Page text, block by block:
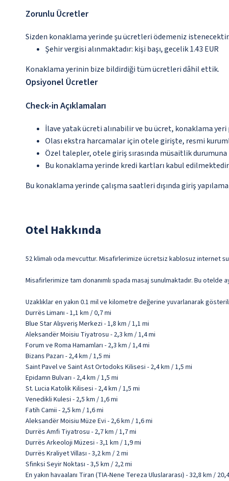
Zorunlu Ücretler
Sizden konaklama yerinde şu ücretleri ödemeniz
Şehir vergisi alınmaktadır: kişi başı, gecelik 1.43 EUR
Konaklama yerinin bize bildirdiği tüm ücretleri dâhil ettik.
Opsiyonel Ücretler
Check-in Açıklamaları
İlave yatak ücreti alınabilir ve bu ücret, konaklama
Olası ekstra harcamalar için otele girişte, resmi
Özel talepler, otele giriş sırasında müsaitlik
Bu konaklama yerinde kredi kartları kabul
Bu konaklama yerinde çalışma saatleri dışında giriş
Otel Hakkında
52 klimalı oda mevcuttur. Misafirlerimize ücretsiz kablosuz internet
Misafirlerimize tam donanımlı spada masaj sunulmaktadır. Bu
Uzaklıklar en yakın 0.1 mil ve kilometre değerine yuvarlanarak
Durrës Limanı - 1,1 km / 0,7 mi
Blue Star Alışveriş Merkezi - 1,8 km / 1,1 mi
Aleksandër Moisiu Tiyatrosu - 2,3 km / 1,4 mi
Forum ve Roma Hamamları - 2,3 km / 1,4 mi
Bizans Pazarı - 2,4 km / 1,5 mi
Saint Pavel ve Saint Ast Ortodoks Kilisesi - 2,4 km / 1,5 mi
Epidamn Bulvarı - 2,4 km / 1,5 mi
St. Lucia Katolik Kilisesi - 2,4 km / 1,5 mi
Venedikli Kulesi - 2,5 km / 1,6 mi
Fatih Camii - 2,5 km / 1,6 mi
Aleksandër Moisiu Müze Evi - 2,6 km / 1,6 mi
Durrës Amfi Tiyatrosu - 2,7 km / 1,7 mi
Durrës Arkeoloji Müzesi - 3,1 km / 1,9 mi
Durrës Kraliyet Villası - 3,2 km / 2 mi
Sfinksi Seyir Noktası - 3,5 km / 2,2 mi
En yakın havaalanı Tiran (TIA-Nene Tereza Uluslararası) - 32,8 km /